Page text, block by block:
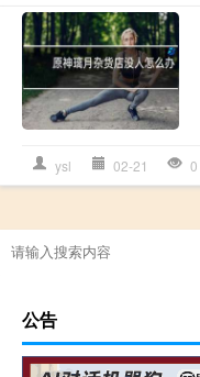
ysl 02-21 0
公告